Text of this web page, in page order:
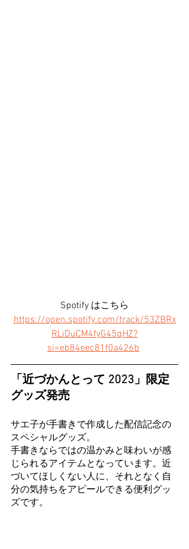
Spotify はこちら
https://open.spotify.com/track/53ZBRx
RLiDuCM4fyG45qHZ?
si=eb84eec81f0a426b
「近づかんとって 2023」限定
グッズ発売
サエ子が手書きで作成した配信記念の
スペシャルグッズ。
手書きならではの温かみと味わいが感
じられるアイテムとなっています。近
づいてほしくない人に、それとなく自
分の気持ちをアピールできる便利グッ
ズです。